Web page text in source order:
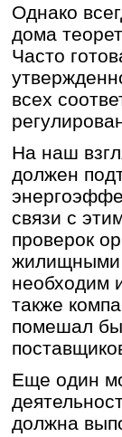
Однако
дома
Часто
всех
На наш
должен
связи с
проверок
жилищными
необходим
также
помешал бы
Еще один
должна